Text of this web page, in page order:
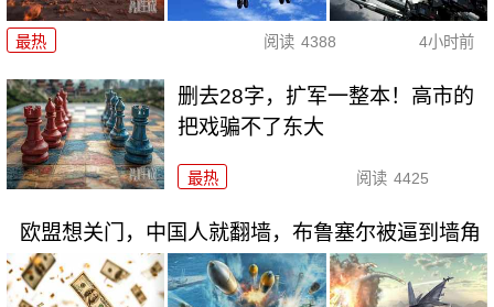
最热 阅读 4388 4小时前
删去28字，扩军一整本！高市的
把戏骗不了东大
最热 阅读 4425
欧盟想关门，中国人就翻墙，布鲁塞尔被逼到墙角